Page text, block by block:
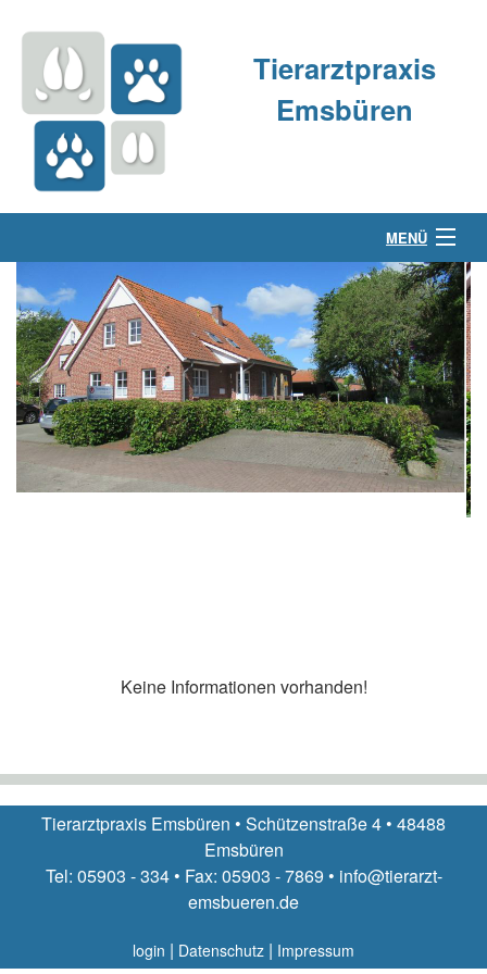
Tierarztpraxis
Emsbüren
MENÜ
Über uns
Kleintierpraxis
Großtierpraxis
Kontakt & Anfahrt
Keine Informationen vorhanden!
Tierarztpraxis Emsbüren • Schützenstraße 4 • 48488
Emsbüren
Tel: 05903 - 334 • Fax: 05903 - 7869 • info@tierarzt-
emsbueren.de
login | Datenschutz | Impressum